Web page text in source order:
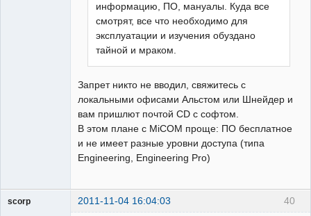
информацию, ПО, мануалы. Куда все
смотрят, все что необходимо для
эксплуатации и изучения обуздано
тайной и мраком.
Запрет никто не вводил, свяжитесь с
локальными офисами Альстом или Шнейдер и
вам пришлют почтой CD с софтом.
В этом плане с MiCOM проще: ПО бесплатное
и не имеет разные уровни доступа (типа
Engineering, Engineering Pro)
40
scorp 2011-11-04 16:04:03